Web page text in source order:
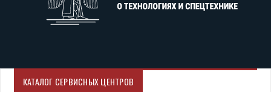
КАТАЛОГ СЕРВИСНЫХ ЦЕНТРОВ